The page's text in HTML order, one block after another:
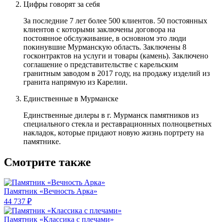
Цифры говорят за себя
За последние 7 лет более 500 клиентов. 50 постоянных
клиентов с которыми заключены договора на
постоянное обслуживание, в основном это люди
покинувшие Мурманскую область. Заключены 8
госконтрактов на услуги и товары (камень). Заключено
соглашение о представительстве с карельским
гранитным заводом в 2017 году, на продажу изделий из
гранита напрямую из Карелии.
Единственные в Мурманске
Единственные дилеры в г. Мурманск памятников из
специального стекла и реставрационных полноцветных
накладок, которые придают новую жизнь портрету на
памятнике.
Смотрите также
Памятник «Вечность Арка»
44 737 ₽
Памятник «Классика c плечами»